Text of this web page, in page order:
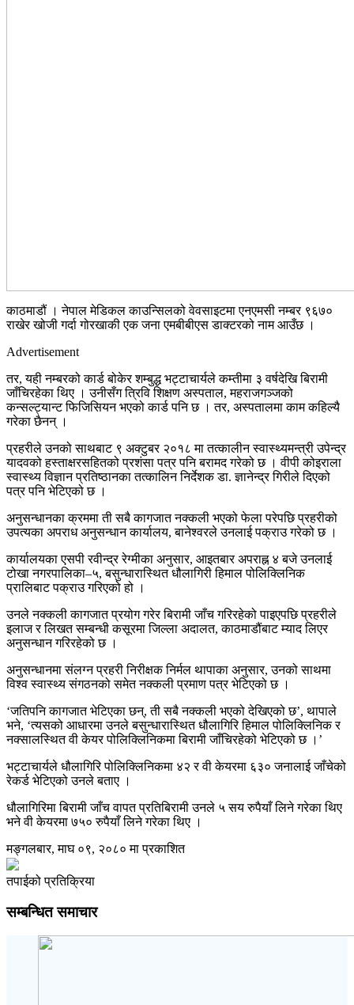
काठमाडौं । नेपाल मेडिकल काउन्सिलको वेवसाइटमा एनएमसी नम्बर ९६७०
राखेर खोजी गर्दा गोरखाकी एक जना एमबीबीएस डाक्टरको नाम आउँछ ।
Advertisement
तर, यही नम्बरको कार्ड बोकेर शम्बुद्ध भट्टाचार्यले कम्तीमा ३ वर्षदेखि बिरामी
जाँचिरहेका थिए । उनीसँग त्रिवि शिक्षण अस्पताल, महराजगञ्जको
कन्सल्ट्यान्ट फिजिसियन भएको कार्ड पनि छ । तर, अस्पतालमा काम कहिल्यै
गरेका छैनन् ।
प्रहरीले उनको साथबाट ९ अक्टुबर २०१८ मा तत्कालीन स्वास्थ्यमन्त्री उपेन्द्र
यादवको हस्ताक्षरसहितको प्रशंसा पत्र पनि बरामद गरेको छ । वीपी कोइराला
स्वास्थ्य विज्ञान प्रतिष्ठानका तत्कालिन निर्देशक डा. ज्ञानेन्द्र गिरीले दिएको
पत्र पनि भेटिएको छ ।
अनुसन्धानका क्रममा ती सबै कागजात नक्कली भएको फेला परेपछि प्रहरीको
उपत्यका अपराध अनुसन्धान कार्यालय, बानेश्वरले उनलाई पक्राउ गरेको छ ।
कार्यालयका एसपी रवीन्द्र रेग्मीका अनुसार, आइतबार अपराह्न ४ बजे उनलाई
टोखा नगरपालिका–५, बसुन्धारास्थित धौलागिरी हिमाल पोलिक्लिनिक
प्रालिबाट पक्राउ गरिएको हो ।
उनले नक्कली कागजात प्रयोग गरेर बिरामी जाँच गरिरहेको पाइएपछि प्रहरीले
इलाज र लिखत सम्बन्धी कसूरमा जिल्ला अदालत, काठमाडौंबाट म्याद लिएर
अनुसन्धान गरिरहेको छ ।
अनुसन्धानमा संलग्न प्रहरी निरीक्षक निर्मल थापाका अनुसार, उनको साथमा
विश्व स्वास्थ्य संगठनको समेत नक्कली प्रमाण पत्र भेटिएको छ ।
‘जतिपनि कागजात भेटिएका छन्, ती सबै नक्कली भएको देखिएको छ’, थापाले
भने, ‘त्यसको आधारमा उनले बसुन्धारास्थित धौलागिरि हिमाल पोलिक्लिनिक र
नक्सालस्थित वी केयर पोलिक्लिनिकमा बिरामी जाँचिरहेको भेटिएको छ ।’
भट्टाचार्यले धौलागिरि पोलिक्लिनिकमा ४२ र वी केयरमा ६३० जनालाई जाँचेको
रेकर्ड भेटिएको उनले बताए ।
धौलागिरिमा बिरामी जाँच वापत प्रतिबिरामी उनले ५ सय रुपैयाँ लिने गरेका थिए
भने वी केयरमा ७५० रुपैयाँ लिने गरेका थिए ।
मङ्गलबार, माघ ०९, २०८० मा प्रकाशित
तपाईको प्रतिक्रिया
सम्बन्धित समाचार